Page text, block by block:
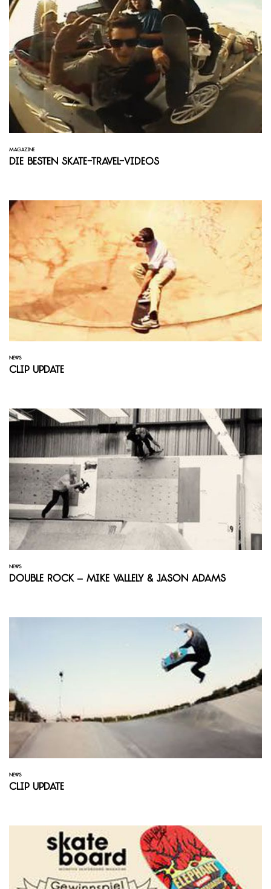
MAGAZINE
Die besten Skate-Travel-Videos
NEWS
Clip Update
NEWS
Double Rock – Mike Vallely & Jason Adams
NEWS
Clip Update